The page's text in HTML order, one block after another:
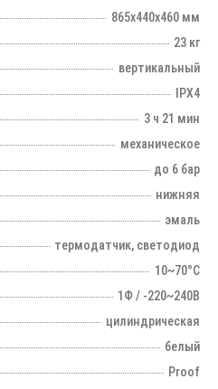
865х440х460 мм
23 кг
вертикальный
IPX4
3 ч 21 мин
механическое
до 6 бар
нижняя
эмаль
термодатчик, светодиод
10~70°С
1Ф / -220~240В
цилиндрическая
белый
Proof